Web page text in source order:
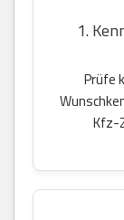
1.
Prüfe
Kfz-